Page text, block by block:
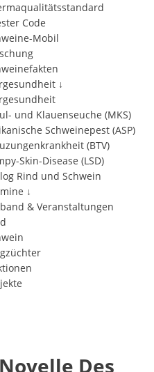
Code
Mobil
↓
und Klauenseuche (MKS)
Schweinepest (ASP)
(BTV)
Skin-Disease (LSD)
Rind und Schwein
↓
& Veranstaltungen
Des